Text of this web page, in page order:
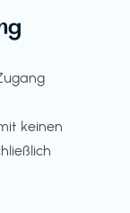
keinen